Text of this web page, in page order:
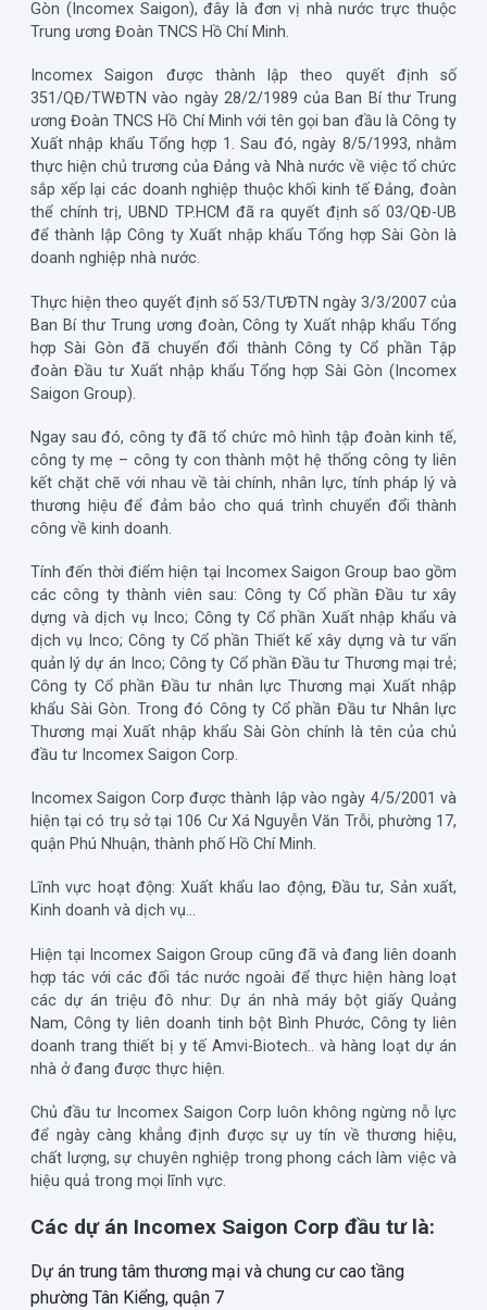
Gòn (Incomex Saigon), đây là đơn vị nhà nước trực thuộc
Trung ương Đoàn TNCS Hồ Chí Minh.
Incomex Saigon được thành lập theo quyết định số
351/QĐ/TWĐTN vào ngày 28/2/1989 của Ban Bí thư Trung
ương Đoàn TNCS Hồ Chí Minh với tên gọi ban đầu là Công ty
Xuất nhập khẩu Tổng hợp 1. Sau đó, ngày 8/5/1993, nhằm
thực hiện chủ trương của Đảng và Nhà nước về việc tổ chức
sắp xếp lại các doanh nghiệp thuộc khối kinh tế Đảng, đoàn
thể chính trị, UBND TP.HCM đã ra quyết định số 03/QĐ-UB
để thành lập Công ty Xuất nhập khẩu Tổng hợp Sài Gòn là
doanh nghiệp nhà nước.
Thực hiện theo quyết định số 53/TƯĐTN ngày 3/3/2007 của
Ban Bí thư Trung ương đoàn, Công ty Xuất nhập khẩu Tổng
hợp Sài Gòn đã chuyển đổi thành Công ty Cổ phần Tập
đoàn Đầu tư Xuất nhập khẩu Tổng hợp Sài Gòn (Incomex
Saigon Group).
Ngay sau đó, công ty đã tổ chức mô hình tập đoàn kinh tế,
công ty mẹ – công ty con thành một hệ thống công ty liên
kết chặt chẽ với nhau về tài chính, nhân lực, tính pháp lý và
thương hiệu để đảm bảo cho quá trình chuyển đổi thành
công về kinh doanh.
Tính đến thời điểm hiện tại Incomex Saigon Group bao gồm
các công ty thành viên sau: Công ty Cổ phần Đầu tư xây
dựng và dịch vụ Inco; Công ty Cổ phần Xuất nhập khẩu và
dịch vụ Inco; Công ty Cổ phần Thiết kế xây dựng và tư vấn
quản lý dự án Inco; Công ty Cổ phần Đầu tư Thương mại trẻ;
Công ty Cổ phần Đầu tư nhân lực Thương mại Xuất nhập
khẩu Sài Gòn. Trong đó Công ty Cổ phần Đầu tư Nhân lực
Thương mại Xuất nhập khẩu Sài Gòn chính là tên của chủ
đầu tư Incomex Saigon Corp.
Incomex Saigon Corp được thành lập vào ngày 4/5/2001 và
hiện tại có trụ sở tại 106 Cư Xá Nguyễn Văn Trỗi, phường 17,
quận Phú Nhuận, thành phố Hồ Chí Minh.
Lĩnh vực hoạt động:Xuất khẩu lao động, Đầu tư, Sản xuất,
Kinh doanh và dịch vụ…
Hiện tại Incomex Saigon Group cũng đã và đang liên doanh
hợp tác với các đối tác nước ngoài để thực hiện hàng loạt
các dự án triệu đô như: Dự án nhà máy bột giấy Quảng
Nam, Công ty liên doanh tinh bột Bình Phước, Công ty liên
doanh trang thiết bị y tế Amvi-Biotech.. và hàng loạt dự án
nhà ở đang được thực hiện.
Chủ đầu tư Incomex Saigon Corp luôn không ngừng nỗ lực
để ngày càng khẳng định được sự uy tín về thương hiệu,
chất lượng, sự chuyên nghiệp trong phong cách làm việc và
hiệu quả trong mọi lĩnh vực.
Các dự án Incomex Saigon Corp đầu tư là:
Dự án trung tâm thương mại và chung cư cao tầng
phường Tân Kiểng, quận 7